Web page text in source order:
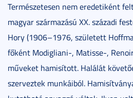
Természetesen nem eredetiként
magyar származású XX. századi
Hory (1906–1976, született
főként Modigliani-, Matisse-,
műveket hamisított. Halálát
szerveztek munkáiból.